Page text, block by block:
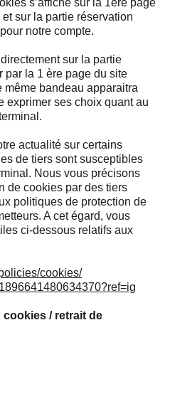
s’affiche sur la 1ère page
sur la partie réservation
notre compte.
sur la partie
par la 1 ère page du site
même bandeau apparaitra
exprimer ses choix quant au
actualité sur certains
de tiers sont susceptibles
Nous vous précisons
de cookies par des tiers
politiques de protection de
A cet égard, vous
ci-dessous relatifs aux
cookies/
cookies / retrait de